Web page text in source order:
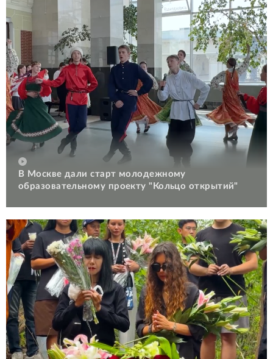
В Москве дали старт молодежному
образовательному проекту "Кольцо открытий"